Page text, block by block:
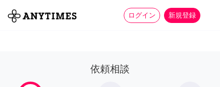
ログイン 新規登録
全て 家事 more_horiz
依頼相談